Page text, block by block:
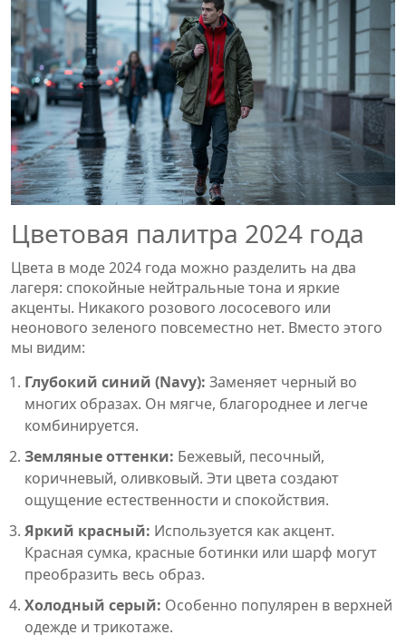
Цветовая палитра 2024 года
Цвета в моде 2024 года можно разделить на два
лагеря: спокойные нейтральные тона и яркие
акценты. Никакого розового лососевого или
неонового зеленого повсеместно нет. Вместо этого
мы видим:
Глубокий синий (Navy): Заменяет черный во
многих образах. Он мягче, благороднее и легче
комбинируется.
Земляные оттенки: Бежевый, песочный,
коричневый, оливковый. Эти цвета создают
ощущение естественности и спокойствия.
Яркий красный: Используется как акцент.
Красная сумка, красные ботинки или шарф могут
преобразить весь образ.
Холодный серый: Особенно популярен в верхней
одежде и трикотаже.